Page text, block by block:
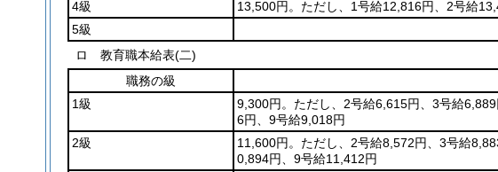
4級
13,500円。ただし、1号給12,816円、2号給
5級
ロ 教育職本給表(二)
職務の級
1級
9,300円。ただし、2号給6,615円、3号給
6円、9号給9,018円
2級
11,600円。ただし、2号給8,572円、3号給
0,894円、9号給11,412円